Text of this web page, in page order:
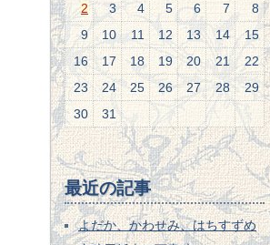
2
3 4 5 6 7
8
9
10 11 12 13 14
15
16
17 18 19 20 21
22
23
24 25 26 27 28
29
30
31
最近の記事
よだか、かわせみ、はちすずめ